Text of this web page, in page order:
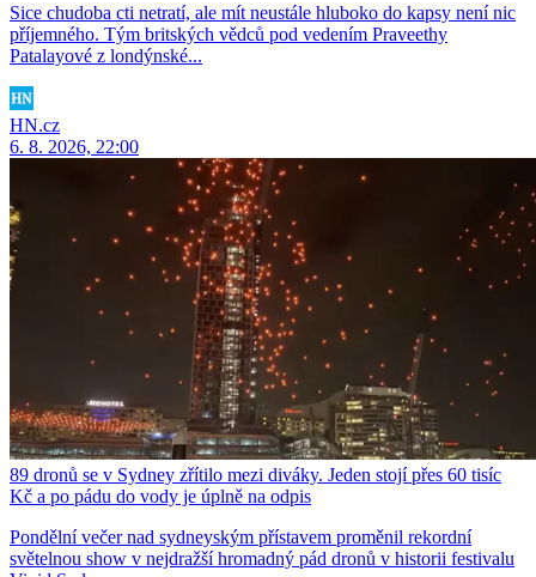
Sice chudoba cti netratí, ale mít neustále hluboko do kapsy není nic
příjemného. Tým britských vědců pod vedením Praveethy
Patalayové z londýnské...
HN.cz
6. 8. 2026, 22:00
89 dronů se v Sydney zřítilo mezi diváky. Jeden stojí přes 60 tisíc
Kč a po pádu do vody je úplně na odpis
Pondělní večer nad sydneyským přístavem proměnil rekordní
světelnou show v nejdražší hromadný pád dronů v historii festivalu